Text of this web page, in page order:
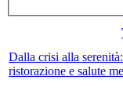
Dalla crisi alla
ristorazione e salute